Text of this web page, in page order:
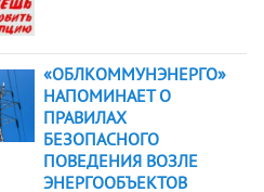
«ОБЛКОММУНЭНЕРГО»
НАПОМИНАЕТ О
ПРАВИЛАХ
БЕЗОПАСНОГО
ПОВЕДЕНИЯ ВОЗЛЕ
ЭНЕРГООБЪЕКТОВ